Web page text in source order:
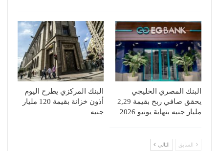
البنك المصري الخليجي
يحقق صافي ربح بقيمة 2,29
مليار جنيه بنهاية يونيو 2026
البنك المركزي يطرح اليوم
أذون خزانة بقيمة 120 مليار
جنيه
السابق التالي